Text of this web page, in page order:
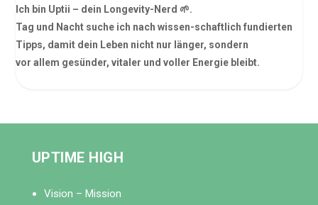
Ich bin Uptii – dein Longevity-Nerd 🌱.
Tag und Nacht suche ich nach wissen-schaftlich fundierten
Tipps, damit dein Leben nicht nur länger, sondern
vor allem gesünder, vitaler und voller Energie bleibt.
UPTIME HIGH
Vision – Mission